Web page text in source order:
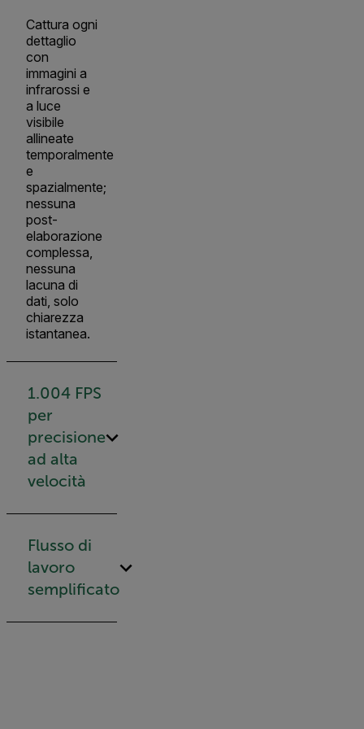
Cattura ogni
dettaglio
con
immagini a
infrarossi e
a luce
visibile
allineate
temporalmente
e
spazialmente;
nessuna
post-
elaborazione
complessa,
nessuna
lacuna di
dati, solo
chiarezza
istantanea.
1.004 FPS
per
precisione
ad alta
velocità
Flusso di
lavoro
semplificato